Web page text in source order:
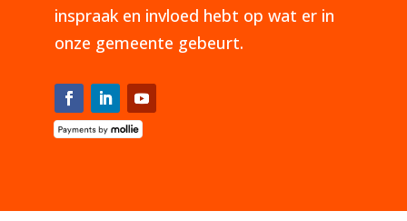
inspraak en invloed hebt op wat er in
onze gemeente gebeurt.